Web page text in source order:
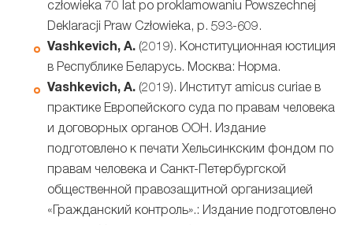
człowieka 70 lat po proklamowaniu Powszechnej
Deklaracji Praw Człowieka, p. 593-609.
Vashkevich, A. (2019). Конституционная юстиция
в Республике Беларусь. Москва: Норма.
Vashkevich, A. (2019). Институт amicus curiae в
практике Европейского суда по правам человека
и договорных органов ООН. Издание
подготовлено к печати Хельсинкским фондом по
правам человека и Санкт-Петербургской
общественной правозащитной организацией
«Гражданский контроль».: Издание подготовлено